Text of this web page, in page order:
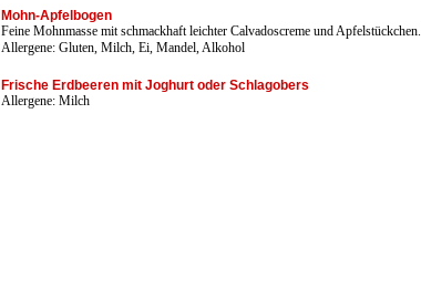
Mohn-Apfelbogen
Feine Mohnmasse mit schmackhaft leichter Calvadoscreme und Apfelstückchen.
Allergene: Gluten, Milch, Ei, Mandel, Alkohol
Frische Erdbeeren mit Joghurt oder Schlagobers
Allergene: Milch